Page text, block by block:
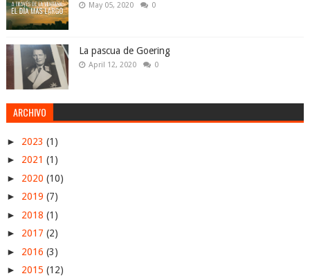
May 05, 2020 0
La pascua de Goering
April 12, 2020 0
ARCHIVO
► 2023 (1)
► 2021 (1)
► 2020 (10)
► 2019 (7)
► 2018 (1)
► 2017 (2)
► 2016 (3)
► 2015 (12)